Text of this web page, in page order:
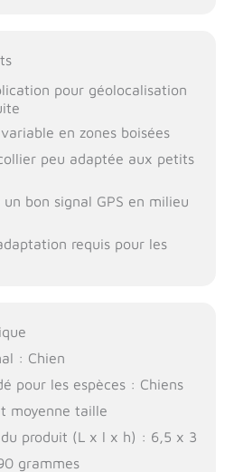
pour géolocalisation
en zones boisées
peu adaptée aux petits
bon signal GPS en milieu
requis pour les
: Chien
pour les espèces : Chiens
moyenne taille
du produit (L x l x h) : 6,5 x 3
grammes